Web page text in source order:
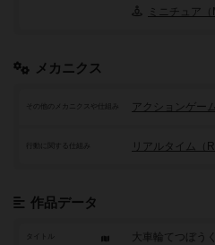
ミニチュア
メカニクス
その他のメカニクスや仕組み アクションゲー
行動に関する仕組み リアルタイム（
作品データ
タイトル 大車輪てつぼう